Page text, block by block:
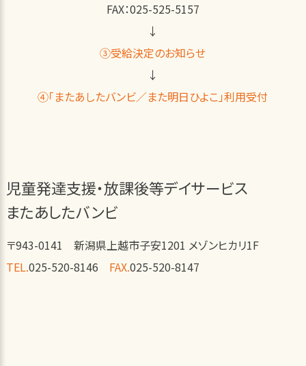
FAX：025-525-5157
↓
③受給決定のお知らせ
↓
④「またあしたバンビ／また明日ひよこ」利用受付
児童発達支援・放課後等デイサービス
またあしたバンビ
〒943-0141 新潟県上越市子安1201 メゾンヒカリ1F
TEL.025-520-8146 FAX.025-520-8147